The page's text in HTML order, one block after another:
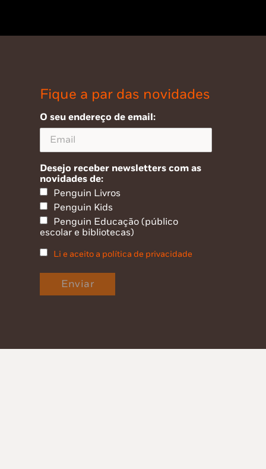
Fique a par das novidades
O seu endereço de email:
Desejo receber newsletters com as
novidades de:
Penguin Livros
Penguin Kids
Penguin Educação (público
escolar e bibliotecas)
Li e aceito a política de privacidade